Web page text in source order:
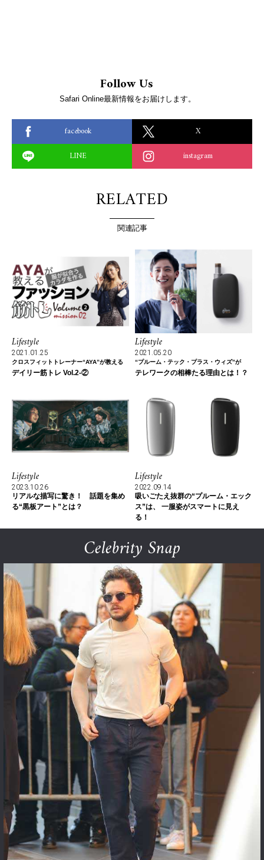
Follow Us
Safari Online最新情報をお届けします。
facebook
X
LINE
instagram
RELATED
関連記事
Lifestyle
2021.01.25
クロスフィットトレーナー“AYA”が教える
デイリー筋トレ Vol.2-②
Lifestyle
2021.05.20
“プルーム・テック・プラス・ウィズ”が
テレワークの相棒たる理由とは！？
Lifestyle
2023.10.26
リアルな描写に驚き！ 話題を集め
る“黒板アート”とは？
Lifestyle
2022.09.14
吸いごたえ抜群の“プルーム・エック
ス”は、 一服姿がスマートに見え
る！
Celebrity Snap